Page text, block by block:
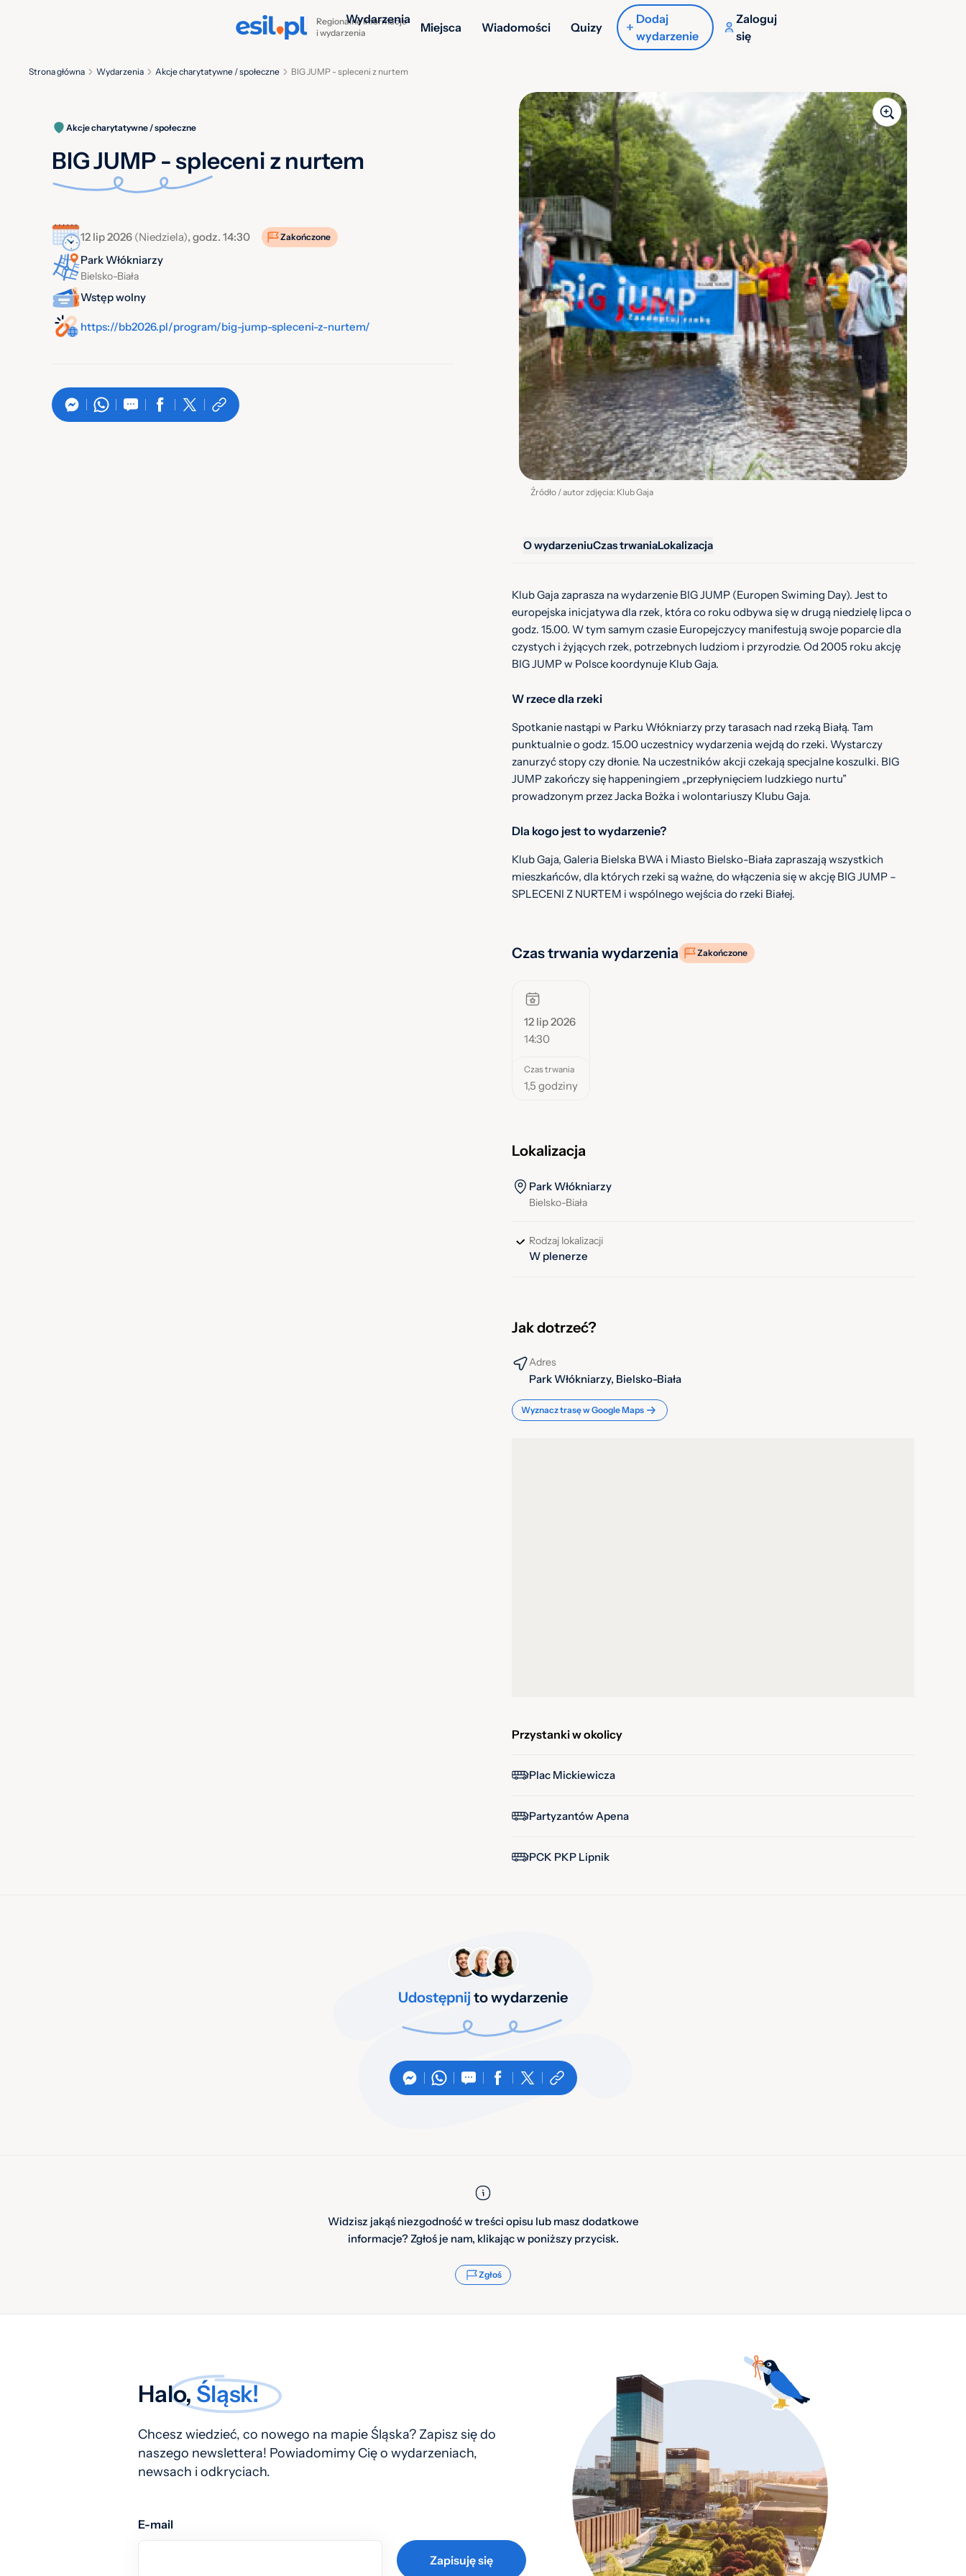
Regionalne informacje
i wydarzenia
Wydarzenia
Miejsca Wiadomości Quizy
Dodaj
wydarzenie
Zaloguj
się
BIG JUMP - spleceni z nurtem
Akcje charytatywne / społeczne
Wydarzenia
Strona główna
Akcje charytatywne / społeczne
BIG JUMP - spleceni z nurtem
12 lip 2026 (Niedziela), godz. 14:30 Zakończone
Park Włókniarzy
Bielsko-Biała
Wstęp wolny
https://bb2026.pl/program/big-jump-spleceni-z-nurtem/
Źródło / autor zdjęcia: Klub Gaja
O wydarzeniuCzas trwaniaLokalizacja
Klub Gaja zaprasza na wydarzenie BIG JUMP (Europen Swiming Day). Jest to
europejska inicjatywa dla rzek, która co roku odbywa się w drugą niedzielę lipca o
godz. 15.00. W tym samym czasie Europejczycy manifestują swoje poparcie dla
czystych i żyjących rzek, potrzebnych ludziom i przyrodzie. Od 2005 roku akcję
BIG JUMP w Polsce koordynuje Klub Gaja.
W rzece dla rzeki
Spotkanie nastąpi w Parku Włókniarzy przy tarasach nad rzeką Białą. Tam
punktualnie o godz. 15.00 uczestnicy wydarzenia wejdą do rzeki. Wystarczy
zanurzyć stopy czy dłonie. Na uczestników akcji czekają specjalne koszulki. BIG
JUMP zakończy się happeningiem „przepłynięciem ludzkiego nurtu”
prowadzonym przez Jacka Bożka i wolontariuszy Klubu Gaja.
Dla kogo jest to wydarzenie?
Klub Gaja, Galeria Bielska BWA i Miasto Bielsko-Biała zapraszają wszystkich
mieszkańców, dla których rzeki są ważne, do włączenia się w akcję BIG JUMP –
SPLECENI Z NURTEM i wspólnego wejścia do rzeki Białej.
Czas trwania wydarzenia Zakończone
12 lip 2026
14:30
Czas trwania
1,5 godziny
Lokalizacja
Park Włókniarzy
Bielsko-Biała
Rodzaj lokalizacji
W plenerze
Jak dotrzeć?
Adres
Park Włókniarzy, Bielsko-Biała
Wyznacz trasę w Google Maps
Przystanki w okolicy
Plac Mickiewicza
Partyzantów Apena
PCK PKP Lipnik
Udostępnij to wydarzenie
Widzisz jakąś niezgodność w treści opisu lub masz dodatkowe
informacje? Zgłoś je nam, klikając w poniższy przycisk.
Zgłoś
Halo, Śląsk!
Chcesz wiedzieć, co nowego na mapie Śląska? Zapisz się do
naszego newslettera! Powiadomimy Cię o wydarzeniach,
newsach i odkryciach.
E-mail
Zapisuję się